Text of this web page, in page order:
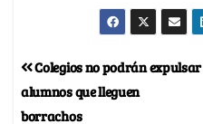
Colegios no podrán expulsar
alumnos que lleguen
borrachos